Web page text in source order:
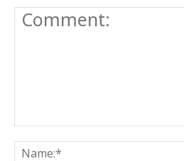
Comment: